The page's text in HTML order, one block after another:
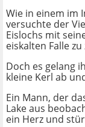
Wie in einem im
versuchte der
Eislochs mit
eiskalten Falle zu
Doch es gelang
kleine Kerl ab
Ein Mann, der
Lake aus
ein Herz und